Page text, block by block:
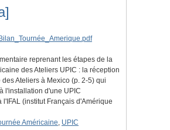
reprenant les étapes de la
des Ateliers UPIC : la réception
Ateliers à Mexico (p. 2-5) qui
l'installation d'une UPIC
l'IFAL (institut Français d'Amérique
Américaine, UPIC